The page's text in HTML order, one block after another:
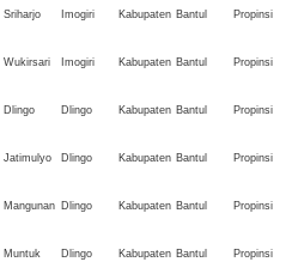
Sriharjo Imogiri Kabupaten Bantul
Propinsi
Wukirsari Imogiri Kabupaten Bantul
Propinsi
Dlingo Dlingo Kabupaten Bantul
Propinsi
Jatimulyo Dlingo Kabupaten Bantul
Propinsi
Mangunan Dlingo Kabupaten Bantul
Propinsi
Muntuk Dlingo Kabupaten Bantul
Propinsi